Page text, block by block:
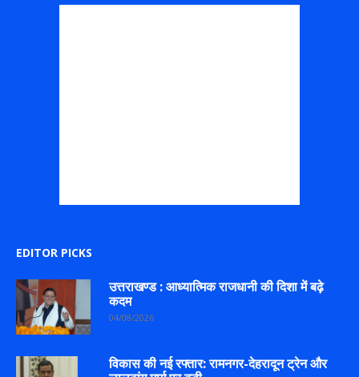
EDITOR PICKS
उत्तराखण्ड : आध्यात्मिक राजधानी की दिशा में बढ़े
कदम
04/08/2026
विकास की नई रफ्तार: रामनगर-देहरादून ट्रेन और